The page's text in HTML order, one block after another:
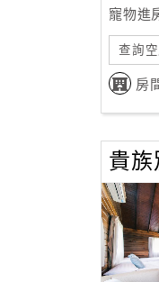
寵物進
查詢
房
貴族